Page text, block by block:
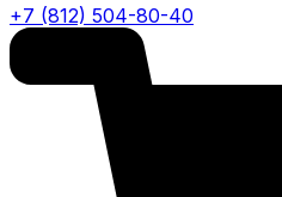
+7 (812) 504-80-40